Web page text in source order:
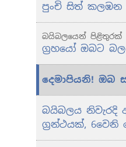
පුංචි සිත් කලඹන
බයිබලයෙන් පිළිතුරක්
ග්‍රහයෝ ඔබට
දෙමාපියනි! ඔබ
බයිබලය නිවැරදි
ග්‍රන්ථයක්, 6වෙනි